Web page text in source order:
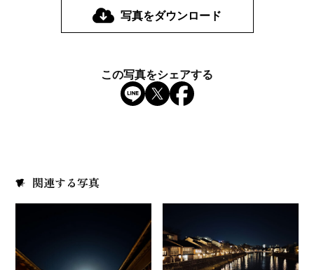
写真をダウンロード
この写真をシェアする
関連する写真